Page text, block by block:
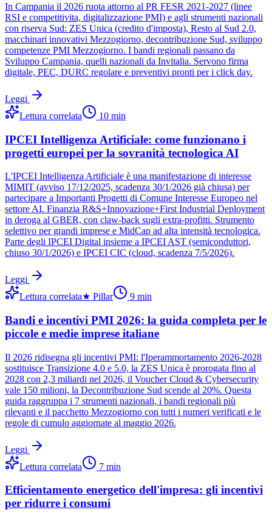
In Campania il 2026 ruota attorno al PR FESR 2021-2027 (linee
RSI e competitivita, digitalizzazione PMI) e agli strumenti nazionali
con riserva Sud: ZES Unica (credito d'imposta), Resto al Sud 2.0,
macchinari innovativi Mezzogiorno, decontribuzione Sud, sviluppo
competenze PMI Mezzogiorno. I bandi regionali passano da
Sviluppo Campania, quelli nazionali da Invitalia. Servono firma
digitale, PEC, DURC regolare e preventivi pronti per i click day.
Leggi
Lettura correlata
10 min
IPCEI Intelligenza Artificiale: come funzionano i
progetti europei per la sovranità tecnologica AI
L'IPCEI Intelligenza Artificiale è una manifestazione di interesse
MIMIT (avviso 17/12/2025, scadenza 30/1/2026 già chiusa) per
partecipare a Importanti Progetti di Comune Interesse Europeo nel
settore AI. Finanzia R&S+Innovazione+First Industrial Deployment
in deroga al GBER, con claw-back sugli extra-profitti. Strumento
selettivo per grandi imprese e MidCap ad alta intensità tecnologica.
Parte degli IPCEI Digital insieme a IPCEI AST (semiconduttori,
chiuso 30/1/2026) e IPCEI CIC (cloud, scadenza 7/5/2026).
Leggi
Lettura correlata★ Pillar 9 min
Bandi e incentivi PMI 2026: la guida completa per le
piccole e medie imprese italiane
Il 2026 ridisegna gli incentivi PMI: l'Iperammortamento 2026-2028
sostituisce Transizione 4.0 e 5.0, la ZES Unica è prorogata fino al
2028 con 2,3 miliardi nel 2026, il Voucher Cloud & Cybersecurity
vale 150 milioni, la Decontribuzione Sud scende al 20%. Questa
guida raggruppa i 7 strumenti nazionali, i bandi regionali più
rilevanti e il pacchetto Mezzogiorno con tutti i numeri verificati e le
regole di cumulo aggiornate al maggio 2026.
Leggi
Lettura correlata
7 min
Efficientamento energetico dell'impresa: gli incentivi
per ridurre i consumi